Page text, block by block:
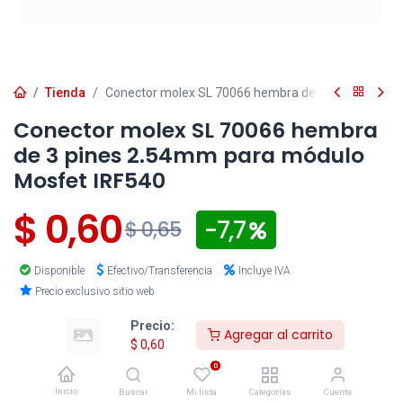
Precio:
$ 0,60
Agregar al carrito
Inicio Buscar
0
Mi lista Categorías Cuenta
Tienda Conector molex SL 70066 hembra de 3 pines
Conector molex SL 70066 hembra
de 3 pines 2.54mm para módulo
Mosfet IRF540
$ 0,60$0,65 - 7,7
Disponible Efectivo/Transferencia
Incluye IVA
Precio exclusivo sitio web
Los pedidosconfirmadosdespués de las 16:30 para
entregas en la ciudad de Cuenca y después de las 15:00
siguiente día hábil